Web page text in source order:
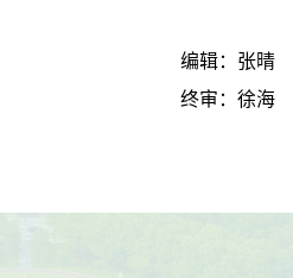
编辑：张晴
终审：徐海